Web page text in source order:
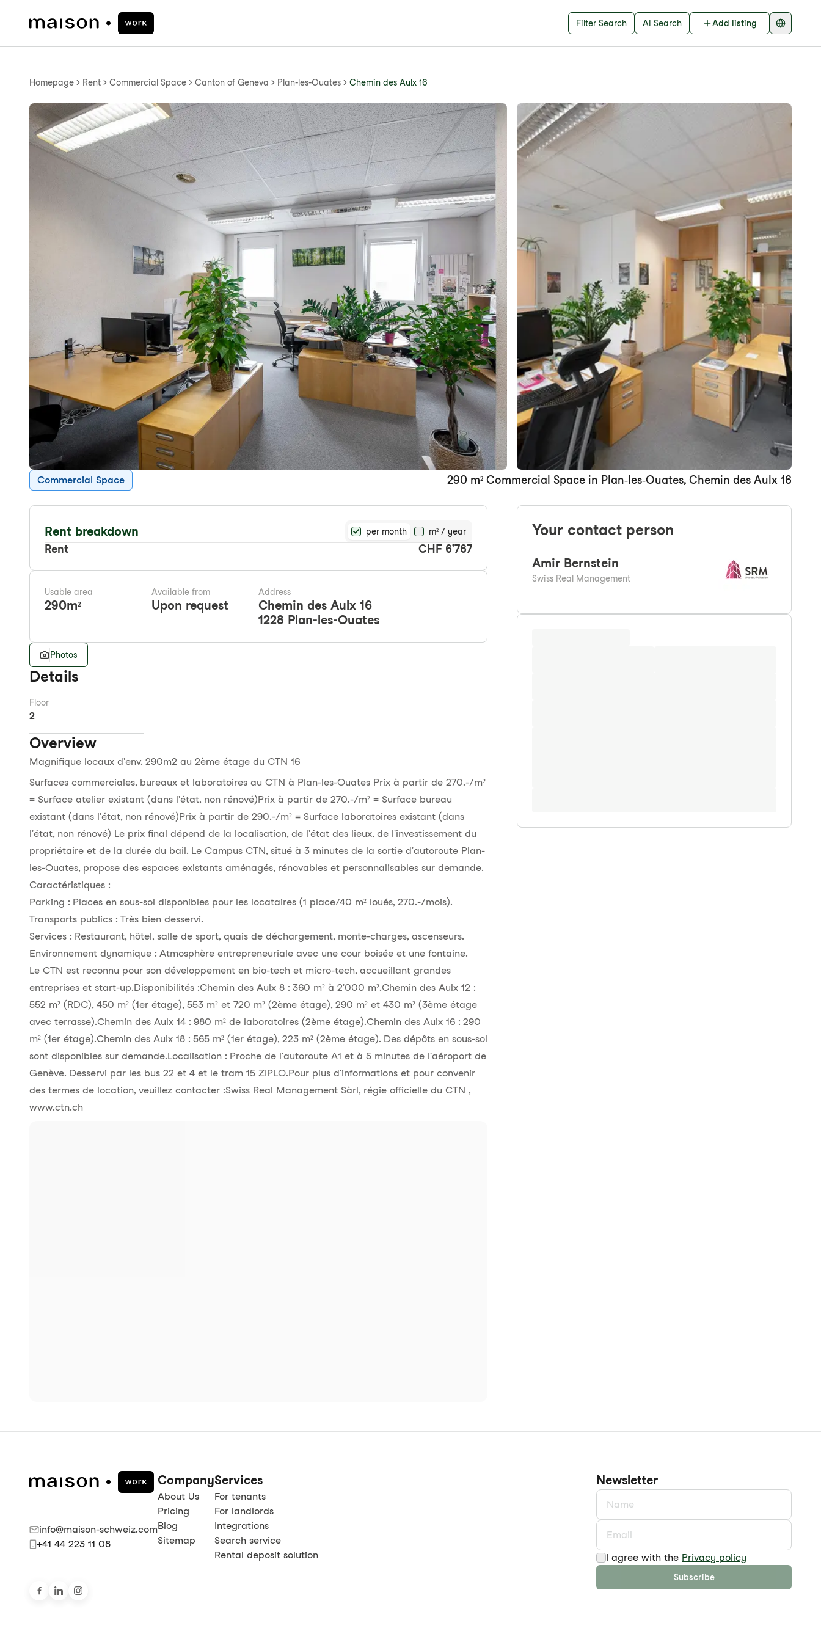
Filter Search AI Search Add listing
Homepage Rent Commercial Space Canton of Geneva Plan-les-Ouates Chemin des Aulx 16
+ 14 images
290 m² Commercial Space in Plan-les-Ouates, Chemin des Aulx 16
Commercial Space
Rent breakdown per month m² / year
Rent CHF 6'767
Usable area
290m²
Available from
Upon request
Address
Chemin des Aulx 16
1228 Plan-les-Ouates
Photos
Details
Floor
2
Overview
Magnifique locaux d'env. 290m2 au 2ème étage du CTN 16
Surfaces commerciales, bureaux et laboratoires au CTN à Plan-les-Ouates Prix à partir de 270.-/m²
= Surface atelier existant (dans l'état, non rénové)Prix à partir de 270.-/m² = Surface bureau
existant (dans l'état, non rénové)Prix à partir de 290.-/m² = Surface laboratoires existant (dans
l'état, non rénové) Le prix final dépend de la localisation, de l'état des lieux, de l'investissement du
propriétaire et de la durée du bail. Le Campus CTN, situé à 3 minutes de la sortie d'autoroute Plan-
les-Ouates, propose des espaces existants aménagés, rénovables et personnalisables sur demande.
Caractéristiques :
Parking : Places en sous-sol disponibles pour les locataires (1 place/40 m² loués, 270.-/mois).
Transports publics : Très bien desservi.
Services : Restaurant, hôtel, salle de sport, quais de déchargement, monte-charges, ascenseurs.
Environnement dynamique : Atmosphère entrepreneuriale avec une cour boisée et une fontaine.
Le CTN est reconnu pour son développement en bio-tech et micro-tech, accueillant grandes
entreprises et start-up.Disponibilités :Chemin des Aulx 8 : 360 m² à 2'000 m².Chemin des Aulx 12 :
552 m² (RDC), 450 m² (1er étage), 553 m² et 720 m² (2ème étage), 290 m² et 430 m² (3ème étage
avec terrasse).Chemin des Aulx 14 : 980 m² de laboratoires (2ème étage).Chemin des Aulx 16 : 290
m² (1er étage).Chemin des Aulx 18 : 565 m² (1er étage), 223 m² (2ème étage). Des dépôts en sous-sol
sont disponibles sur demande.Localisation : Proche de l'autoroute A1 et à 5 minutes de l'aéroport de
Genève. Desservi par les bus 22 et 4 et le tram 15 ZIPLO.Pour plus d'informations et pour convenir
des termes de location, veuillez contacter :Swiss Real Management Sàrl, régie officielle du CTN ,
www.ctn.ch
Your contact person
Amir Bernstein
Swiss Real Management
info@maison-schweiz.com
+41 44 223 11 08
Company
About Us
Pricing
Blog
Sitemap
Services
For tenants
For landlords
Integrations
Search service
Rental deposit solution
Newsletter
I agree with the Privacy policy
Subscribe